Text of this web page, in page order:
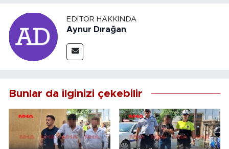
EDITÖR HAKKINDA
Aynur Dırağan
Bunlar da ilginizi çekebilir